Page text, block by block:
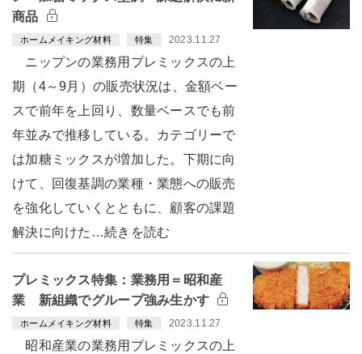
商品
ホームメイキング材料 特集 2023.11.27
ニップンの業務用プレミックスの上
期（4～9月）の販売状況は、金額ベー
スで前年を上回り、数量ベースでも前
年並みで推移している。カテゴリーで
は加糖ミックスが増加した。下期に向
けて、回復基調の業種・業態への販売
を強化していくとともに、顧客の課題
解決に向けた…続きを読む
プレミックス特集：業務用＝昭和産
業 新組織でグループ強み生かす
ホームメイキング材料 特集 2023.11.27
昭和産業の業務用プレミックスの上